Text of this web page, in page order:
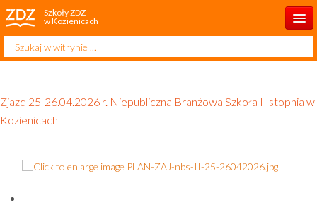
Szkoły ZDZ
w Kozienicach
Start
O szkole
Dla ucznia
Dla rodzica
Szukaj...
Zjazd 25-26.04.2026 r. Niepubliczna Branżowa Szkoła II stopnia w
Kozienicach